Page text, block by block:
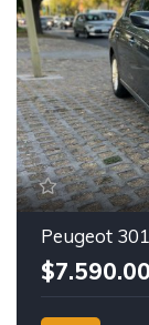
Peugeot